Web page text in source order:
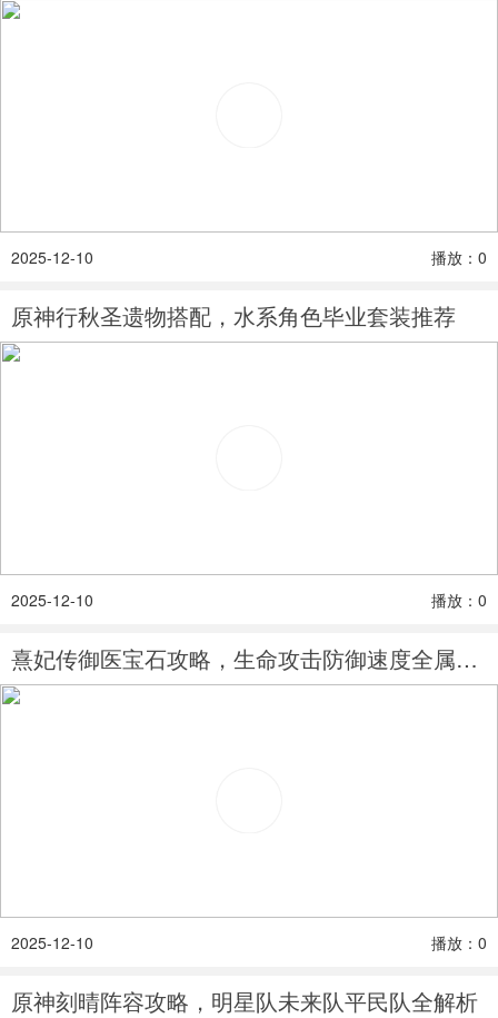
2025-12-10 播放：0
原神行秋圣遗物搭配，水系角色毕业套装推荐
2025-12-10 播放：0
熹妃传御医宝石攻略，生命攻击防御速度全属性分析
2025-12-10 播放：0
原神刻晴阵容攻略，明星队未来队平民队全解析